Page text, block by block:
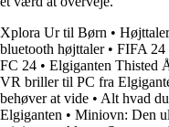
Xplora Ur til Børn •
bluetooth højttaler• FIFA 24
FC 24 • Elgiganten Thisted
VR briller til PC fra
behøver at vide • Alt hvad
Elgiganten • Miniovn: Den